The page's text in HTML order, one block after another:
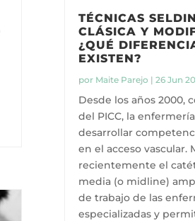
TÉCNICAS
CLÁSICA Y
¿QUÉ
EXISTEN?
por Maite Parejo | 26 Jun
Desde los años 2000,
del PICC, la
desarrollar
en el acceso vascular.
recientemente el
media (o midline)
de trabajo de las
especializadas y